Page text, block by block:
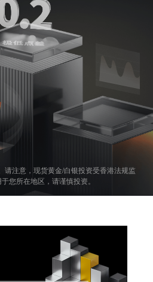
请注意，现货黄金/白银投资受香港法规监
您所在地区，请谨慎投资。